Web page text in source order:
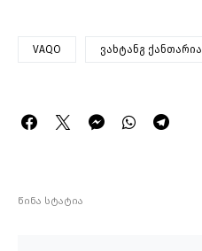
VAQO ვახტანგ ქანთარია
წინა სტატია